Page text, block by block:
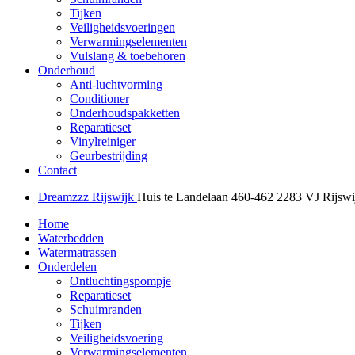
Tijken
Veiligheidsvoeringen
Verwarmingselementen
Vulslang & toebehoren
Onderhoud
Anti-luchtvorming
Conditioner
Onderhoudspakketten
Reparatieset
Vinylreiniger
Geurbestrijding
Contact
Dreamzzz Rijswijk Huis te Landelaan 460-462 2283 VJ
Home
Waterbedden
Watermatrassen
Onderdelen
Ontluchtingspompje
Reparatieset
Schuimranden
Tijken
Veiligheidsvoering
Verwarmingselementen